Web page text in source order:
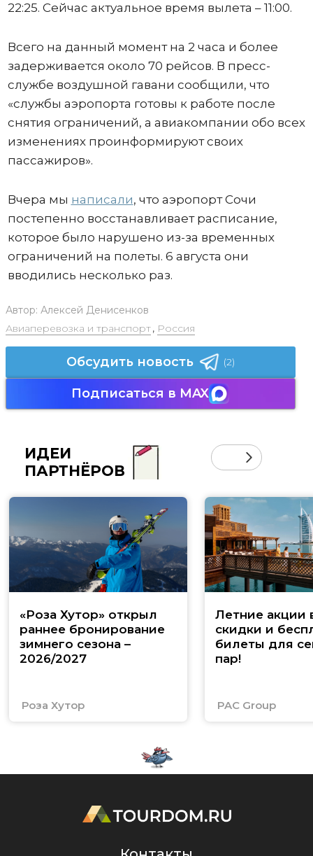
22:25. Сейчас актуальное время вылета – 11:00.
Всего на данный момент на 2 часа и более
задерживается около 70 рейсов. В пресс-
службе воздушной гавани сообщили, что
«службы аэропорта готовы к работе после
снятия ограничений, а авиакомпании обо всех
изменениях проинформируют своих
пассажиров».
Вчера мы написали, что аэропорт Сочи
постепенно восстанавливает расписание,
которое было нарушено из-за временных
ограничений на полеты. 6 августа они
вводились несколько раз.
Автор: Алексей Денисенков
Авиаперевозка и транспорт, Россия
Обсудить новость (2)
Подписаться в MAX
ИДЕИ
ПАРТНЁРОВ
«Роза Хутор» открыл
раннее бронирование
зимнего сезона –
2026/2027
Роза Хутор
Летние акции
скидки и
билеты для
пар!
PAC Group